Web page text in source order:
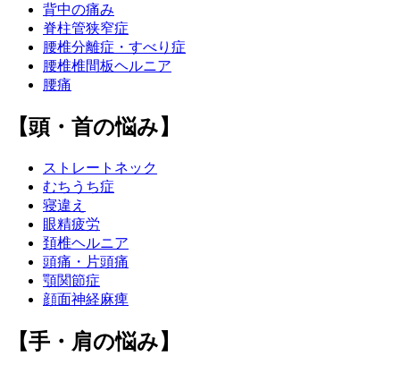
背中の痛み
脊柱管狭窄症
腰椎分離症・すべり症
腰椎椎間板ヘルニア
腰痛
【頭・首の悩み】
ストレートネック
むちうち症
寝違え
眼精疲労
頚椎ヘルニア
頭痛・片頭痛
顎関節症
顔面神経麻痺
【手・肩の悩み】